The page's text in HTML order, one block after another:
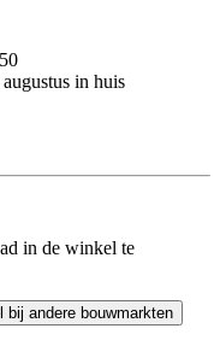
in huis
in de winkel te
bij andere bouwmarkten